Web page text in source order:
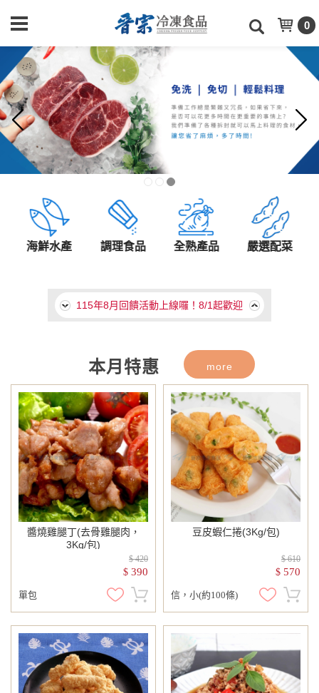
0
海鮮水產 調理食品 全熟產品 嚴選配菜
【食上年味】食上天2026年菜目錄
至本月促銷類別選購！
【食上年味】食上天2026年菜目錄
至本月促銷類別選購！
本月特惠 more
醬燒雞腿丁(去骨雞腿肉，
3Kg/包)
$ 420
$ 390
單包
豆皮蝦仁捲(3Kg/包)
$ 610
$ 570
信，小(約100條)